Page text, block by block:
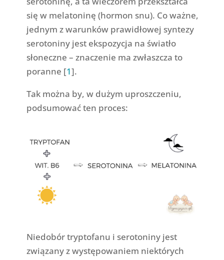
się w melatoninę (hormon snu). Co ważne,
jednym z warunków prawidłowej syntezy
serotoniny jest ekspozycja na światło
słoneczne – znaczenie ma zwłaszcza to
poranne [1].
Tak można by, w dużym uproszczeniu,
podsumować ten proces:
Niedobór tryptofanu i serotoniny jest
związany z występowaniem niektórych